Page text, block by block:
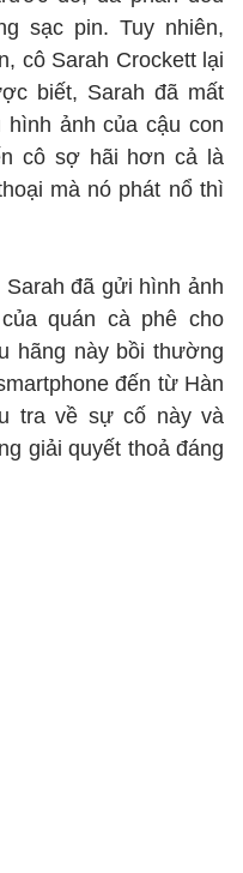
sạc pin. Tuy nhiên,
cô Sarah Crockett lại
biết, Sarah đã mất
ảnh của cậu con
cô sợ hãi hơn cả là
mà nó phát nổ thì
đã gửi hình ảnh
quán cà phê cho
hãng này bồi thường
đến từ Hàn
tra về sự cố này và
giải quyết thoả đáng